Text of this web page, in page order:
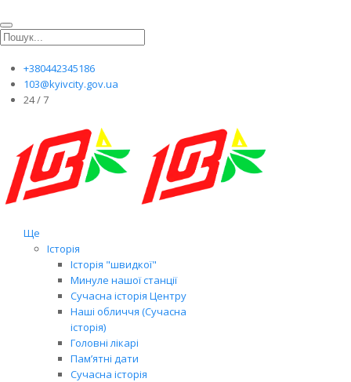
+380442345186
103@kyivcity.gov.ua
24 / 7
Ще
Історія
Історія "швидкої"
Минуле нашої станції
Сучасна історія Центру
Наші обличчя (Сучасна
історія)
Головні лікарі
Пам’ятні дати
Сучасна історія